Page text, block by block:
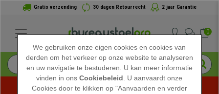
Gratis verzending 30 dagen Retourrecht 2 jaar Garantie
0
We gebruiken onze eigen cookies en cookies van
derden om het verkeer op onze website te analyseren
en uw navigatie te bestuderen. U kan meer informatie
vinden in onsCookiebeleid . U aanvaardt onze
Cookies door te klikken op "Aanvaarden en verder